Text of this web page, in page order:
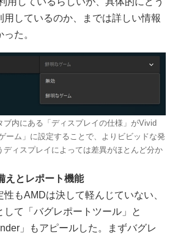
用しているのか、までは詳しい情報
た。
ブ内にある「ディスプレイの仕様」がVivid
ーム」に設定することで、よりビビッドな発
ディスプレイによっては差異がほとんど分か
えとレポート機能
もAMDは決して軽んじていない、
して「バグレポートツール」と
」もアピールした。まずバグレ